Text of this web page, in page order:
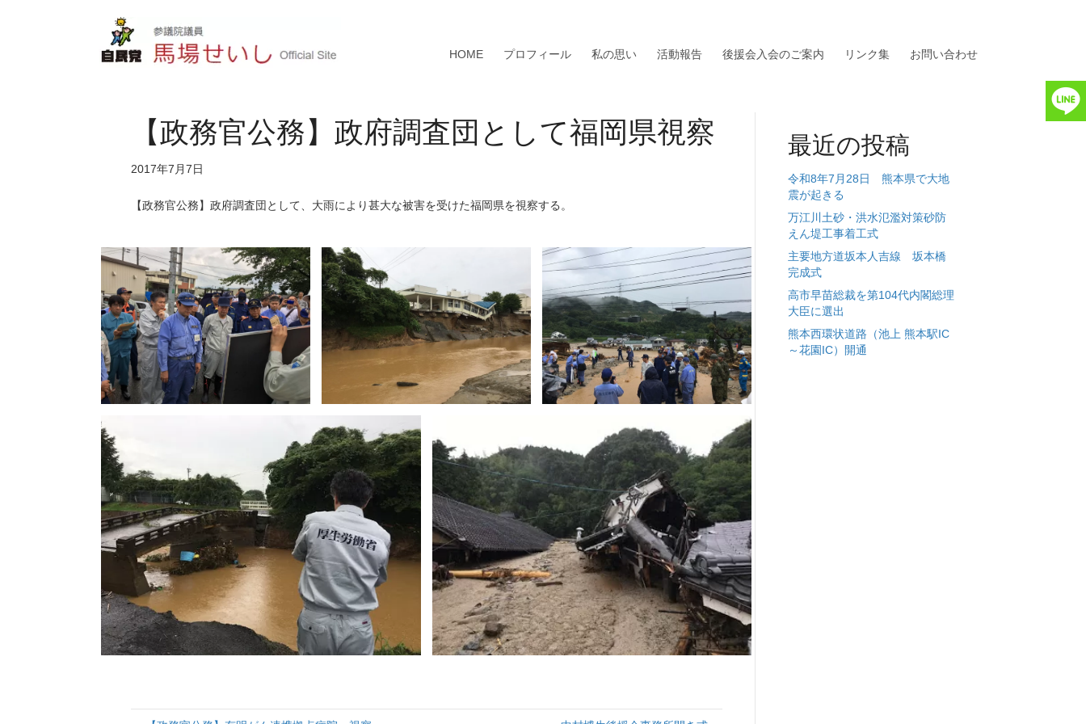
HOME プロフィール 私の思い 活動報告 後援会入会のご案内 リンク集 お問い合わせ
【政務官公務】政府調査団として福岡県視察
2017年7月7日
【政務官公務】政府調査団として、大雨により甚大な被害を受けた福岡県を視察する。
最近の投稿
令和8年7月28日 熊本県で大地
震が起きる
万江川土砂・洪水氾濫対策砂防
えん堤工事着工式
主要地方道坂本人吉線 坂本橋
完成式
高市早苗総裁を第104代内閣総理
大臣に選出
熊本西環状道路（池上 熊本駅IC
～花園IC）開通